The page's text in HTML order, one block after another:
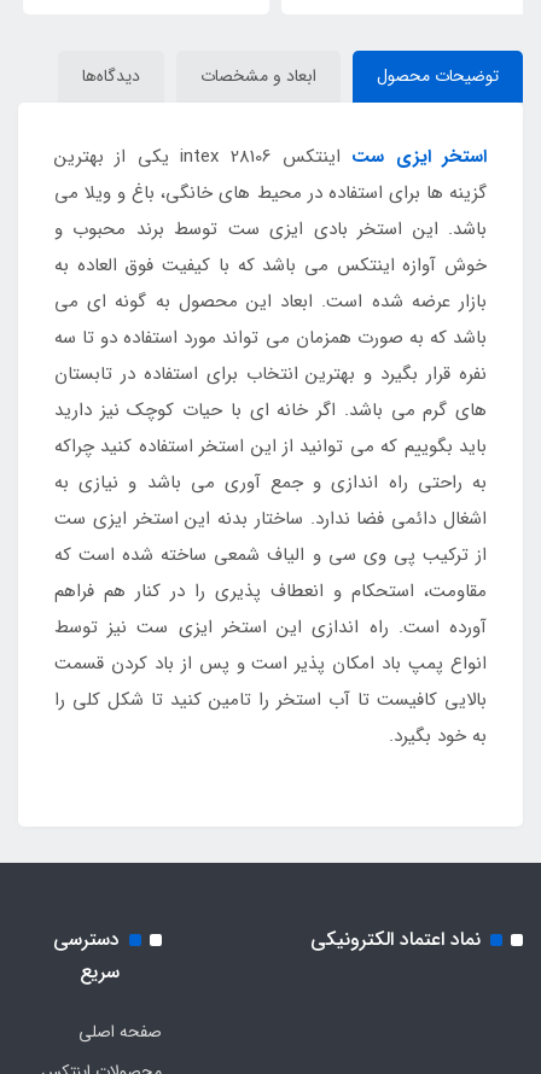
توضیحات محصول ابعاد و مشخصات دیدگاه‌ها
استخر ایزی ست
اینتکس intex 28106 یکی از بهترین
گزینه ها برای استفاده در محیط های خانگی، باغ و ویلا می
باشد. این استخر بادی ایزی ست توسط برند محبوب و
خوش آوازه اینتکس می باشد که با کیفیت فوق العاده به
بازار عرضه شده است. ابعاد این محصول به گونه ای می
باشد که به صورت همزمان می تواند مورد استفاده دو تا سه
نفره قرار بگیرد و بهترین انتخاب برای استفاده در تابستان
های گرم می باشد. اگر خانه ای با حیات کوچک نیز دارید
باید بگوییم که می توانید از این استخر استفاده کنید چراکه
به راحتی راه اندازی و جمع آوری می باشد و نیازی به
اشغال دائمی فضا ندارد. ساختار بدنه این استخر ایزی ست
از ترکیب پی وی سی و الیاف شمعی ساخته شده است که
مقاومت، استحکام و انعطاف پذیری را در کنار هم فراهم
آورده است. راه اندازی این استخر ایزی ست نیز توسط
انواع پمپ باد امکان پذیر است و پس از باد کردن قسمت
بالایی کافیست تا آب استخر را تامین کنید تا شکل کلی را
به خود بگیرد.
نماد اعتماد الکترونیکی
دسترسی
سریع
صفحه اصلی